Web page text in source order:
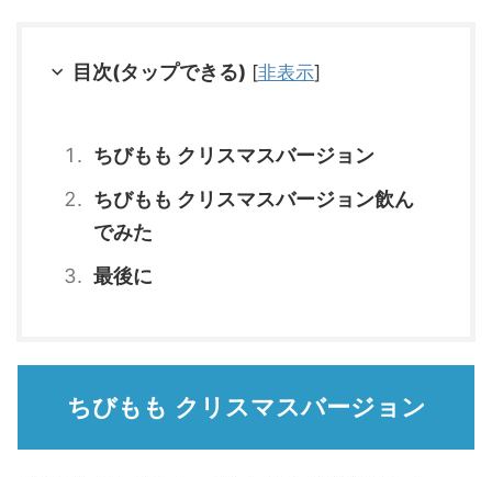
目次(タップできる) [非表示]
ちびもも クリスマスバージョン
ちびもも クリスマスバージョン飲ん
でみた
最後に
ちびもも クリスマスバージョン